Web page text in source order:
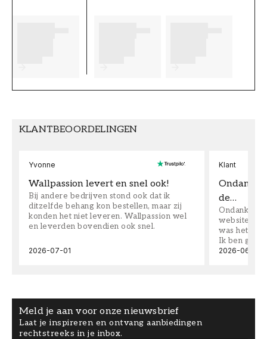
KLANTBEOORDELINGEN
Yvonne
Wallpassion levert en snel ook!
Bij andere bedrijven stond ook dat ik
ditzelfde behang kon bestellen, maar zij
konden het niet leveren. Wallpassion wel
en leverden bovendien ook snel.
2026-07-01
Klant
Ondanks
de…
Ondanks
website
was het
Ik ben
2026-06-08
Meld je aan voor onze nieuwsbrief
Laat je inspireren en ontvang aanbiedingen
rechtstreeks in je inbox.